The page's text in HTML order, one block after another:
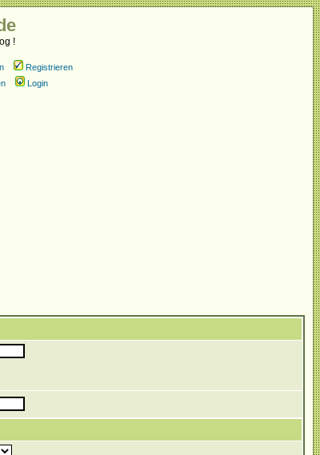
!
Registrieren
Login